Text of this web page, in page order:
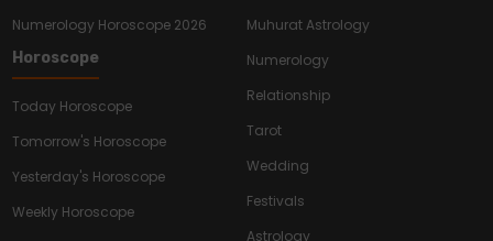
Numerology Horoscope 2026
Horoscope
Today Horoscope
Tomorrow's Horoscope
Yesterday's Horoscope
Weekly Horoscope
Muhurat Astrology
Numerology
Relationship
Tarot
Wedding
Festivals
Astrology